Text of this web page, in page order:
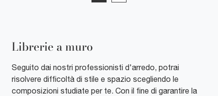
Librerie a muro
Seguito dai nostri professionisti d'arredo, potrai
risolvere difficoltà di stile e spazio scegliendo le
composizioni studiate per te. Con il fine di garantire la